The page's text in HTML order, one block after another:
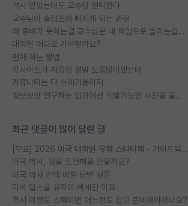
석사 받았는데도 교수랑 연락한다.
교수님이 슬럼프에 빠지게 되는 과정
왜 후배가 못하는걸 교수님은 내 책임으로 돌리는걸까요?
대학원 어디로 가야할까요?
편애 하는 방법
이사이트가 처음엔 정말 도움많이됐는데
커뮤니티는 다 쓰레기통이지
정보보안 연구하는 입장에선 식별가능한 사진을 올리는건 비추이긴함
최근 댓글이 많이 달린 글
[무료] 2026 미국 대학원 유학 스타터팩 - 가이드북 & 합격자 컨택메일 템플릿
미국 박사, 정말 도전해볼 만할까요?
미국 박사 컨택 메일 답변 질문
미박 탑스쿨 유학이 빡세진 이유
혹시 이정도 스펙이면 어느정도 잡고 준비해야하나요?